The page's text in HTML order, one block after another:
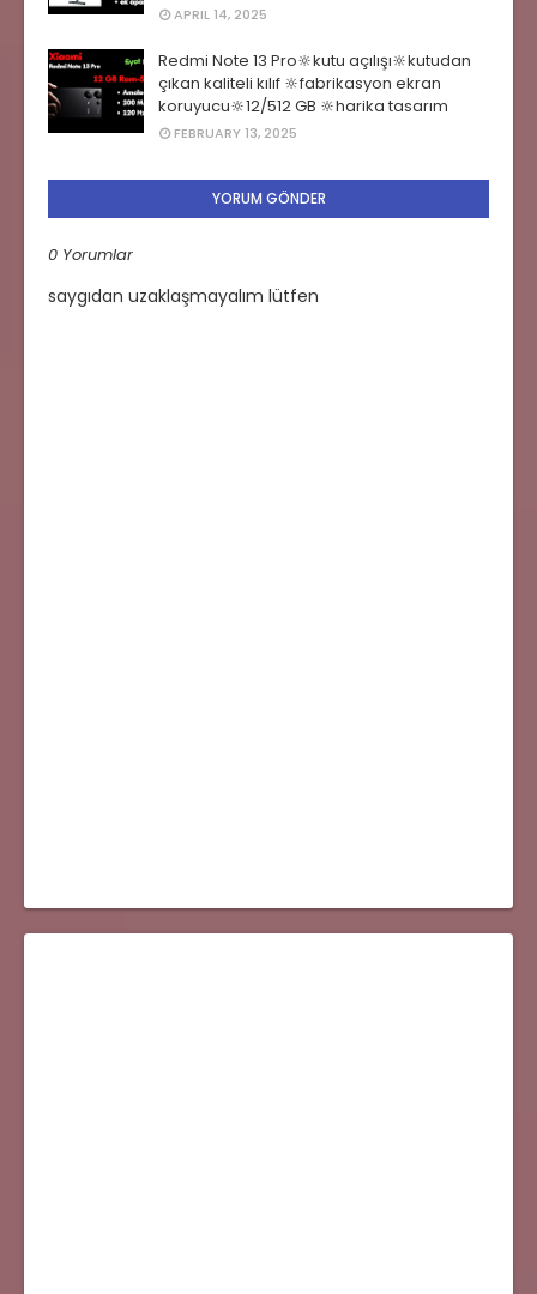
APRIL 14, 2025
Redmi Note 13 Pro🔆kutu açılışı🔆kutudan
çıkan kaliteli kılıf 🔆fabrikasyon ekran
koruyucu🔆12/512 GB 🔆harika tasarım
FEBRUARY 13, 2025
YORUM GÖNDER
0 Yorumlar
saygıdan uzaklaşmayalım lütfen